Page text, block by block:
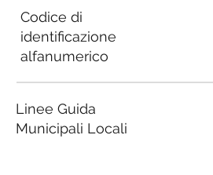
Codice di
identificazione
alfanumerico
Linee Guida
Municipali Locali